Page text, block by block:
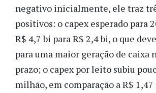
negativo inicialmente, ele traz
positivos: o capex esperado para
R$ 4,7 bi para R$ 2,4 bi, o que
para uma maior geração de caixa
prazo; o capex por leito subiu
milhão, em comparação a R$